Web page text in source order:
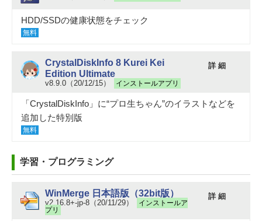
HDD/SSDの健康状態をチェック
無料
CrystalDiskInfo 8 Kurei Kei
Edition Ultimate
v8.9.0（20/12/15） インストールアプリ
詳 細
「CrystalDiskInfo」に“プロ生ちゃん”のイラストなどを
追加した特別版
無料
学習・プログラミング
WinMerge 日本語版（32bit版）
v2.16.8+-jp-8（20/11/29）
インストールア
プリ
詳 細